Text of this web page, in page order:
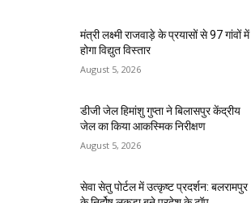
मंत्री लक्ष्मी राजवाड़े के प्रयासों से 97 गांवों में
होगा विद्युत विस्तार
August 5, 2026
डीजी जेल हिमांशु गुप्ता ने बिलासपुर केंद्रीय
जेल का किया आकस्मिक निरीक्षण
August 5, 2026
सेवा सेतु पोर्टल में उत्कृष्ट प्रदर्शन: बलरामपुर